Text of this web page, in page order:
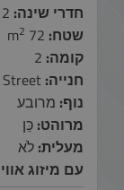
חדרי שינה: 2
שטח:
2
קומה:
חנייה:
נוף: מרובע
מרוהט: כֵּן
מעלית: לֹא
עם מיזוג